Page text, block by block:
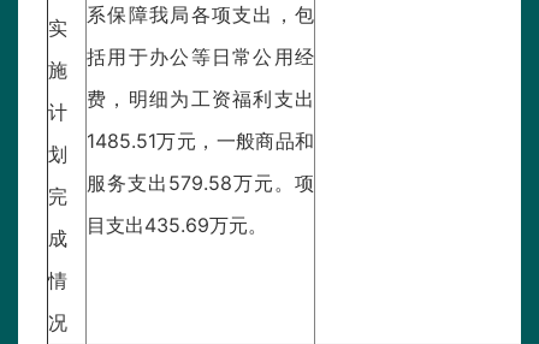
实
施
计
划
完
成
情
况
系保障我局各项支出，包
括用于办公等日常公用经
费，明细为工资福利支出
1485.51万元，一般商品和
服务支出579.58万元。项
目支出435.69万元。